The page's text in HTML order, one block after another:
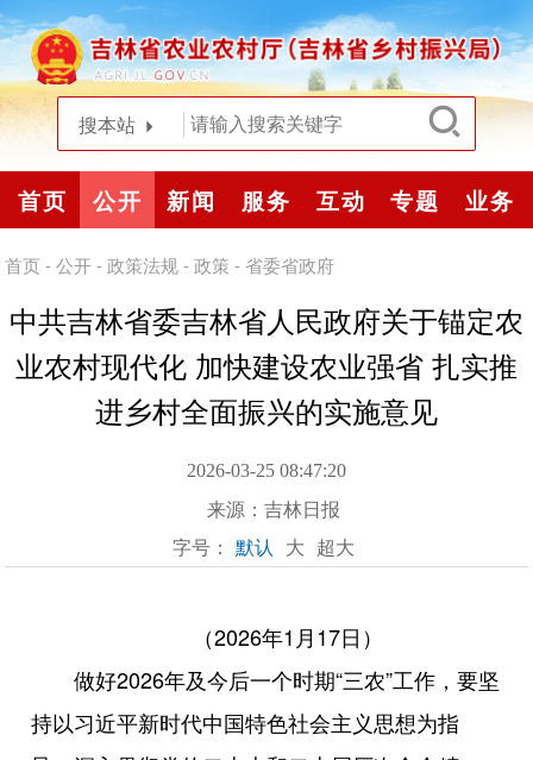
搜本站
首页 公开 新闻 服务 互动 专题 业务
首页 -公开-政策法规-政策 -省委省政府
中共吉林省委吉林省人民政府关于锚定农
业农村现代化 加快建设农业强省 扎实推
进乡村全面振兴的实施意见
2026-03-25 08:47:20
来源： 吉林日报
字号： 默认 大 超大
（2026年1月17日）
做好2026年及今后一个时期“三农”工作，要坚
持以习近平新时代中国特色社会主义思想为指